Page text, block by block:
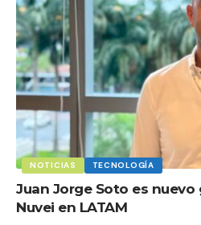
NOTICIAS TECNOLOGÍA
Juan Jorge Soto es
Nuvei en LATAM